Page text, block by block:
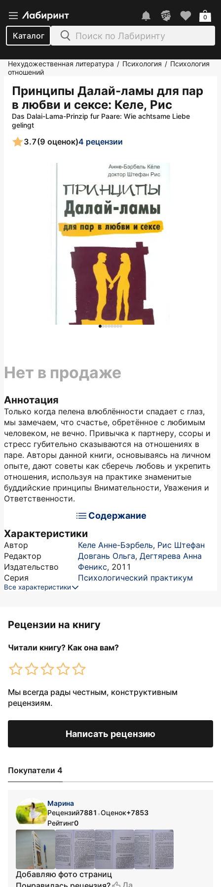
Каталог
0
Нехудожественная литература / Психология / Психология
отношений
Принципы Далай-ламы для пар
в любви и сексе: Келе, Рис
Das Dalai-Lama-Prinzip fur Paare: Wie achtsame Liebe
gelingt
3.7(9 оценок)4 рецензии
Аннотация
Только когда пелена влюблённости спадает с глаз,
мы замечаем, что счастье, обретённое с любимым
человеком, не вечно. Привычка к партнеру, ссоры и
стресс губительно сказываются на отношениях в
паре. Авторы данной книги, основываясь на личном
опыте, дают советы как сберечь любовь и укрепить
отношения, используя на практике знаменитые
буддийские принципы Внимательности, Уважения и
Ответственности.
Содержание
Характеристики
Автор Келе Анне-Бэрбель, Рис Штефан
Редактор
Довгань Ольга, Дегтярева Анна
Издательство
Феникс, 2011
Серия
Психологический практикум
Все характеристики
Нет в продаже
Рецензии на книгу
Читали книгу? Как она вам?
Мы всегда рады честным, конструктивным
рецензиям.
Написать рецензию
Покупатели 4
Марина
Рецензий7881 •Оценок+7853
Рейтинг0
Добавляю фото страниц
Да